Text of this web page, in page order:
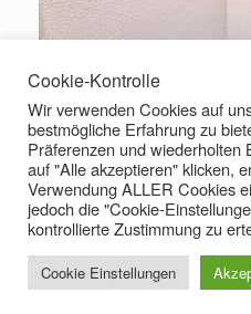
Theme by
Cookie-Kontrolle
Wir verwenden Cookies auf
bestmögliche Erfahrung zu
Präferenzen und wiederholten
auf "Alle akzeptieren" klicken,
Verwendung ALLER Cookies
jedoch die "Cookie-
kontrollierte Zustimmung zu
Cookie Einstellungen